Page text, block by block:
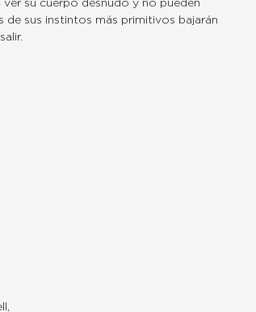
su cuerpo desnudo y no pueden
de sus instintos más primitivos bajarán